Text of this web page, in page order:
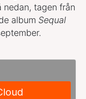
nedan, tagen från
album Sequal